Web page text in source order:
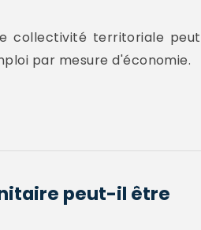
collectivité territoriale peut
par mesure d'économie.
peut-il être